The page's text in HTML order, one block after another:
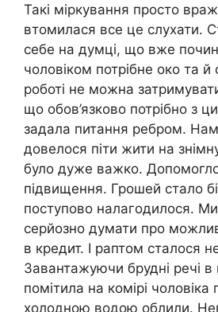
Такі міркування просто
втомилася все це слухати.
себе на думці, що вже
чоловіком потрібне око та й
роботі не можна
що обов’язково потрібно з
задала питання ребром. Нам
довелося піти жити на
було дуже важко.
підвищення. Грошей стало
поступово налагодилося.
серйозно думати про
в кредит. І раптом сталося
Завантажуючи брудні речі
помітила на комірі
холодною водою облили.